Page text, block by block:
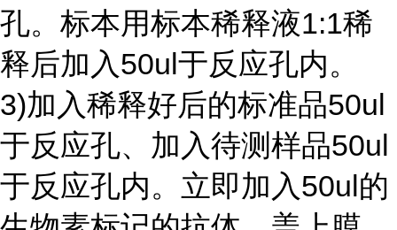
孔。标本用标本稀释液1:1稀
释后加入50ul于反应孔内。
3)加入稀释好后的标准品50ul
于反应孔、加入待测样品50ul
于反应孔内。立即加入50ul的